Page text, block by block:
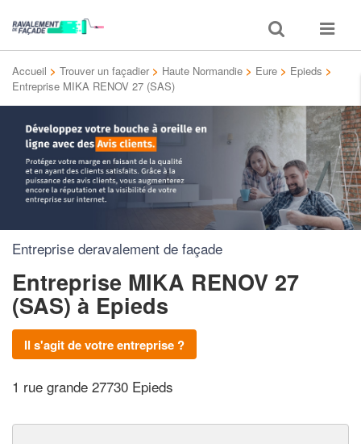
Toggle
search
Toggle
Accueil > Trouver un façadier > Haute Normandie > Eure > Epieds >
Entreprise MIKA RENOV 27 (SAS)
Entreprise deravalement de façade
Entreprise MIKA RENOV 27
(SAS)à Epieds
Il s'agit de votre entreprise ?
1 rue grande 27730 Epieds